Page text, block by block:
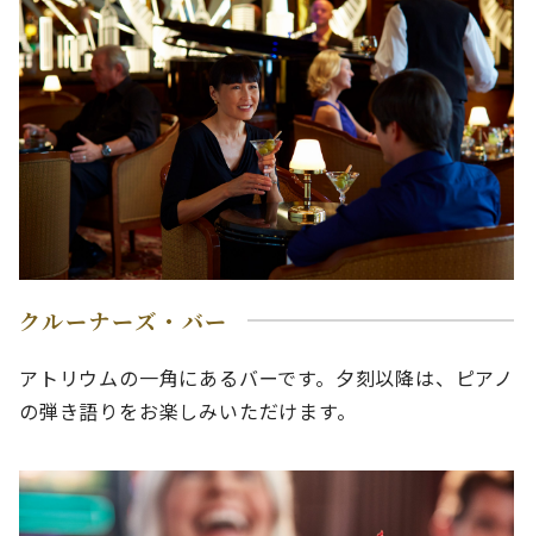
クルーナーズ・バー
アトリウムの一角にあるバーです。夕刻以降は、ピアノ
の弾き語りをお楽しみいただけます。